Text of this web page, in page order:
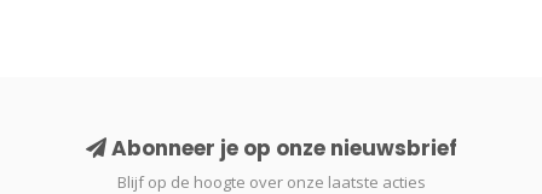
Abonneer je op onze nieuwsbrief
Blijf op de hoogte over onze laatste acties